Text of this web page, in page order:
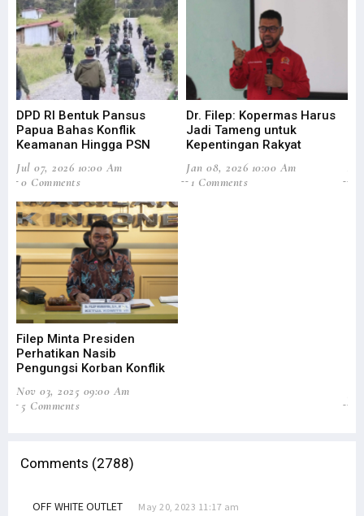
DPD RI Bentuk Pansus
Papua Bahas Konflik
Keamanan Hingga PSN
Jul 07, 2026 10:00 Am
0 Comments
Dr. Filep: Kopermas Harus
Jadi Tameng untuk
Kepentingan Rakyat
Jan 08, 2026 10:00 Am
1 Comments
Filep Minta Presiden
Perhatikan Nasib
Pengungsi Korban Konflik
Nov 03, 2025 09:00 Am
5 Comments
Comments (2788)
OFF WHITE OUTLET May 20, 2023 11:17 am